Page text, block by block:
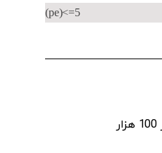
(pe)<=5